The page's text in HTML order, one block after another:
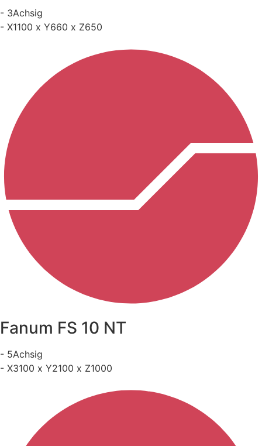
- 3Achsig
- X1100 x Y660 x Z650
Fanum FS 10 NT
- 5Achsig
- X3100 x Y2100 x Z1000